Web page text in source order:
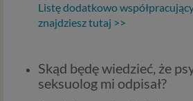
Listę dodatkowo
znajdziesz tutaj >>
Skąd będę wiedzieć, że
seksuolog mi odpisał?
przez administratora lub przez
podstawa przetwarzania
potrzeby, co obejmuje między
zapewnienia bezpieczeństwa